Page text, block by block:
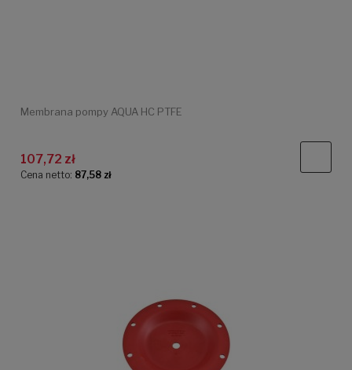
Membrana pompy AQUA HC PTFE
107,72 zł
Cena netto: 87,58 zł